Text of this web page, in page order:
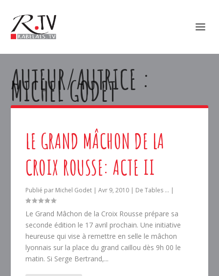
AUTEUR/AUTRICE :
MICHEL GODET
LE GRAND MÂCHON DE LA
CROIX ROUSSE: ACTE II
Publié par Michel Godet |Avr 9, 2010 | De Tables ... |
Le Grand Mâchon de la Croix Rousse prépare sa
seconde édition le 17 avril prochain. Une initiative
heureuse qui vise à remettre en selle le mâchon
lyonnais sur la place du grand caillou dès 9h 00 le
matin. Si Serge Bertrand,...